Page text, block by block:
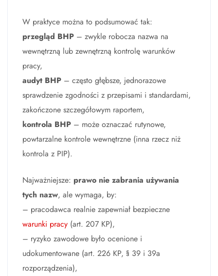
W praktyce można to podsumować tak:
przegląd BHP – zwykle robocza nazwa na
wewnętrzną lub zewnętrzną kontrolę warunków
pracy,
audyt BHP – często głębsze, jednorazowe
sprawdzenie zgodności z przepisami i standardami,
zakończone szczegółowym raportem,
kontrola BHP – może oznaczać rutynowe,
powtarzalne kontrole wewnętrzne (inna rzecz niż
kontrola z PIP).
Najważniejsze: prawo nie zabrania używania
tych nazw, ale wymaga, by:
– pracodawca realnie zapewniał bezpieczne
warunki pracy (art. 207 KP),
– ryzyko zawodowe było ocenione i
udokumentowane (art. 226 KP, § 39 i 39a
rozporządzenia),